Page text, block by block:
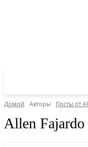
Домой Авторы Посты от
Allen Fajardo